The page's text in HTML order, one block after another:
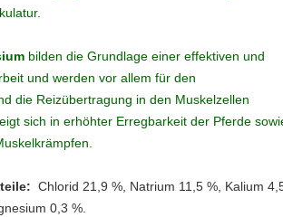
bilden die Grundlage einer effektiven und
und werden vor allem für den
die Reizübertragung in den Muskelzellen
sich in erhöhter Erregbarkeit der Pferde
Chlorid 21,9 %, Natrium 11,5 %, Kalium
0,3 %.